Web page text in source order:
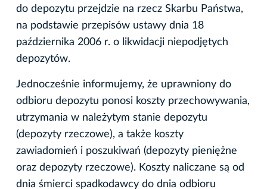
do depozytu przejdzie na rzecz Skarbu Państwa,
na podstawie przepisów ustawy dnia 18
października 2006 r. o likwidacji niepodjętych
depozytów.
Jednocześnie informujemy, że uprawniony do
odbioru depozytu ponosi koszty przechowywania,
utrzymania w należytym stanie depozytu
(depozyty rzeczowe), a także koszty
zawiadomień i poszukiwań (depozyty pieniężne
oraz depozyty rzeczowe). Koszty naliczane są od
dnia śmierci spadkodawcy do dnia odbioru